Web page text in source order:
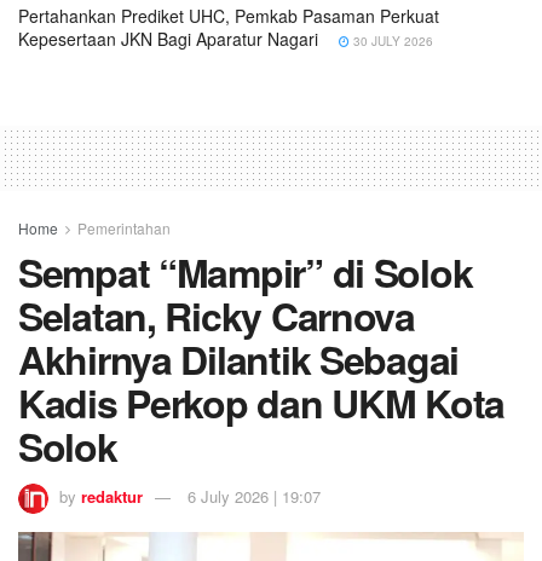
Pertahankan Prediket UHC, Pemkab Pasaman Perkuat
Kepesertaan JKN Bagi Aparatur Nagari
30 JULY 2026
Home Pemerintahan
Sempat “Mampir” di Solok
Selatan, Ricky Carnova
Akhirnya Dilantik Sebagai
Kadis Perkop dan UKM Kota
Solok
by redaktur 6 July 2026 | 19:07